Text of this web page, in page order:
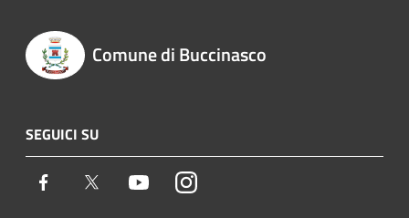
Comune di Buccinasco
SEGUICI SU
Facebook Twitter YoutubeInstagram